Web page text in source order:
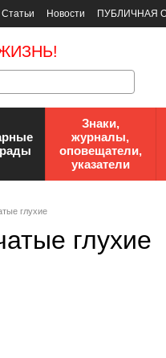
Статьи Новости
ПУБЛИЧНАЯ
Знаки,
журналы,
оповещатели,
указатели
глухие
глухие